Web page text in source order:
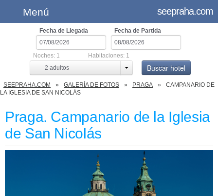
Menú seepraha.com
Fecha de Llegada Fecha de Partida
2 adultos
Noches: 1 Habitaciones: 1
Buscar hotel
SEEPRAHA.COM GALERÍA DE FOTOS PRAGA
CAMPANARIO DE
LA IGLESIA DE SAN NICOLÁS
Praga. Campanario de la Iglesia
de San Nicolás